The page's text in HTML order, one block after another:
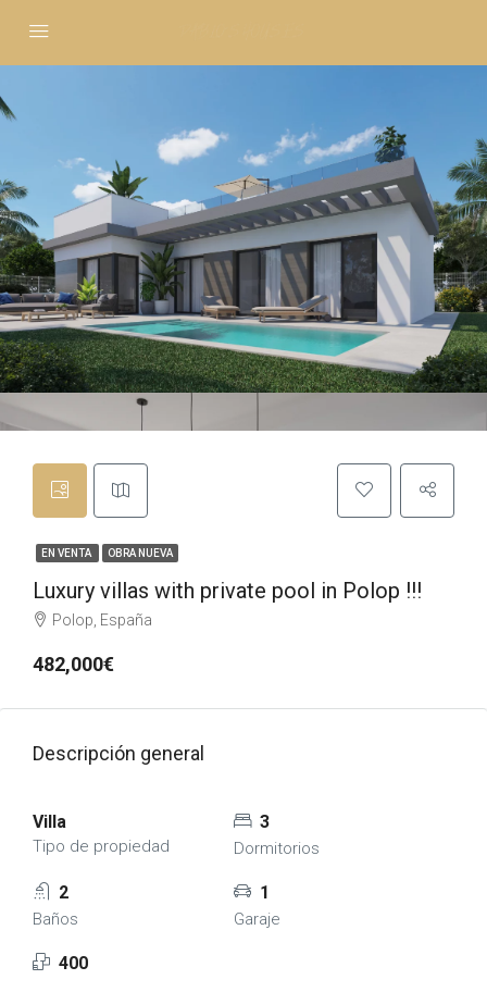
EN VENTA OBRA NUEVA
Luxury villas with private pool in Polop !!!
Polop, España
482,000€
Descripción general
Villa
Tipo de propiedad
3
Dormitorios
2
Baños
1
Garaje
400